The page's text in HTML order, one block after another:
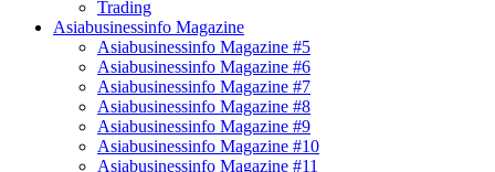
Trading
Asiabusinessinfo Magazine
Asiabusinessinfo Magazine #5
Asiabusinessinfo Magazine #6
Asiabusinessinfo Magazine #7
Asiabusinessinfo Magazine #8
Asiabusinessinfo Magazine #9
Asiabusinessinfo Magazine #10
Asiabusinessinfo Magazine #11